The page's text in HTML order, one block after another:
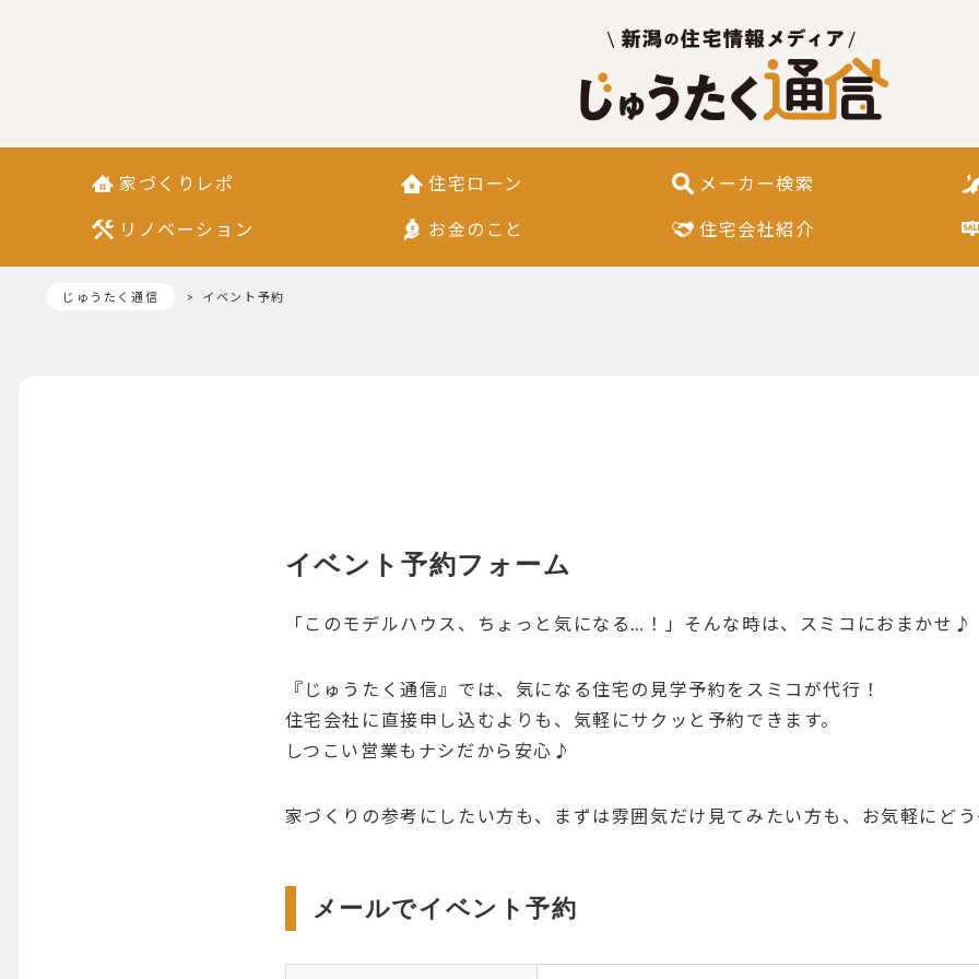
家づくりレポ
リノベーション
住宅ローン
お金のこと
メーカー検索
住宅会社紹介
じゅうたく通信 イベント予約
イベント予約フォーム
「このモデルハウス、ちょっと気になる…！」そんな時は、スミコにおまかせ♪
『じゅうたく通信』では、気になる住宅の見学予約をスミコが代行！
住宅会社に直接申し込むよりも、気軽にサクッと予約できます。
しつこい営業もナシだから安心♪
家づくりの参考にしたい方も、まずは雰囲気だけ見てみたい方も、お気軽にど
メールでイベント予約